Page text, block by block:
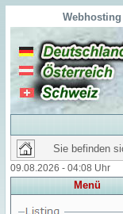
Sie befinden
09.08.2026 - 04:08 Uhr
Menü